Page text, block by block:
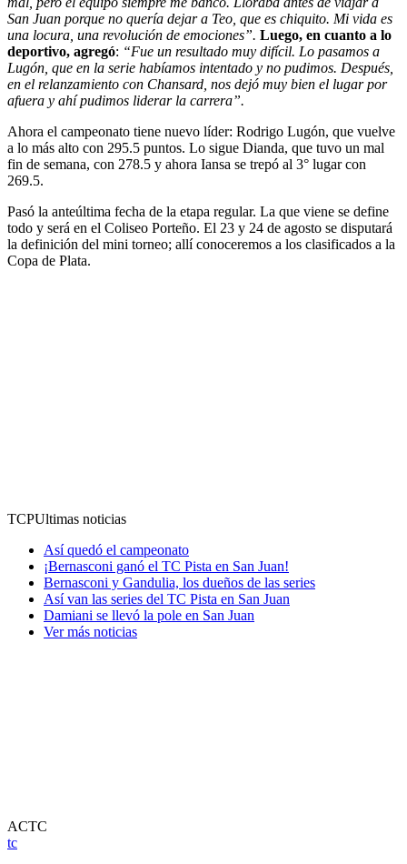
San Juan porque no quería dejar a Teo, que es chiquito. Mi vida es
una locura, una revolución de emociones”. Luego, en cuanto a lo
deportivo, agregó: “Fue un resultado muy difícil. Lo pasamos a
Lugón, que en la serie habíamos intentado y no pudimos. Después,
en el relanzamiento con Chansard, nos dejó muy bien el lugar por
afuera y ahí pudimos liderar la carrera”.
Ahora el campeonato tiene nuevo líder: Rodrigo Lugón, que vuelve
a lo más alto con 295.5 puntos. Lo sigue Dianda, que tuvo un mal
fin de semana, con 278.5 y ahora Iansa se trepó al 3° lugar con
269.5.
Pasó la anteúltima fecha de la etapa regular. La que viene se define
todo y será en el Coliseo Porteño. El 23 y 24 de agosto se disputará
la definición del mini torneo; allí conoceremos a los clasificados a la
Copa de Plata.
TCPUltimas noticias
Así quedó el campeonato
¡Bernasconi ganó el TC Pista en San Juan!
Bernasconi y Gandulia, los dueños de las series
Así van las series del TC Pista en San Juan
Damiani se llevó la pole en San Juan
Ver más noticias
ACTC
tc